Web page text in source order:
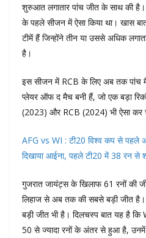
शुरुआत लगातार पांच जीत के साथ की
के पहले सीजन में ऐसा किया था। खास
टीमें हैं जिन्होंने तीन या उससे अधिक
है।
इस सीजन में RCB के लिए अब तक पांच
प्लेयर ऑफ द मैच बनी हैं, जो एक बड़ा
(2023) और RCB (2024) भी ऐसा कर
AFG vs WI : टी20 विश्व कप से पहले
दिखाया आईना, पहले टी20 में 38 रन से
गुजरात जायंट्स के खिलाफ 61 रनों की
लिहाज से अब तक की सबसे बड़ी जीत है।
बड़ी जीत भी है। दिलचस्प बात यह है
50 से ज्यादा रनों के अंतर से हुआ है, उनमें